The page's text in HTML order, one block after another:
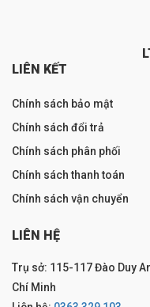
LIÊN KẾT
Chính sách bảo mật
Chính sách đổi trả
Chính sách phân phối
Chính sách thanh toán
Chính sách vận chuyển
LIÊN HỆ
Trụ sở: 115-117 Đào Duy
Chí Minh